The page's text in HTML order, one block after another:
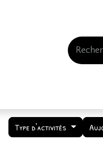
Type d'activités